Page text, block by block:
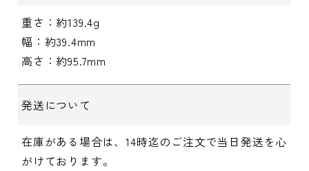
重さ：約139.4g
幅：約39.4mm
高さ：約95.7mm
発送について
在庫がある場合は、14時迄のご注文で当日発送を心
がけております。